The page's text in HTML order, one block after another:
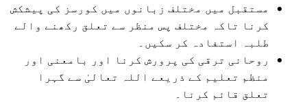
مستقبل میں مختلف زبانوں میں کورسز کی پیشکش
کرنا تاکہ مختلف پس منظر سے تعلق رکھنے والے
طلبہ استفادہ کر سکیں۔
روحانی ترقی کی پرورش کرنا اور بامعنی اور
منظم تعلیم کے ذریعے اللہ تعالیٰ سے گہرا
تعلق قائم کرنا۔